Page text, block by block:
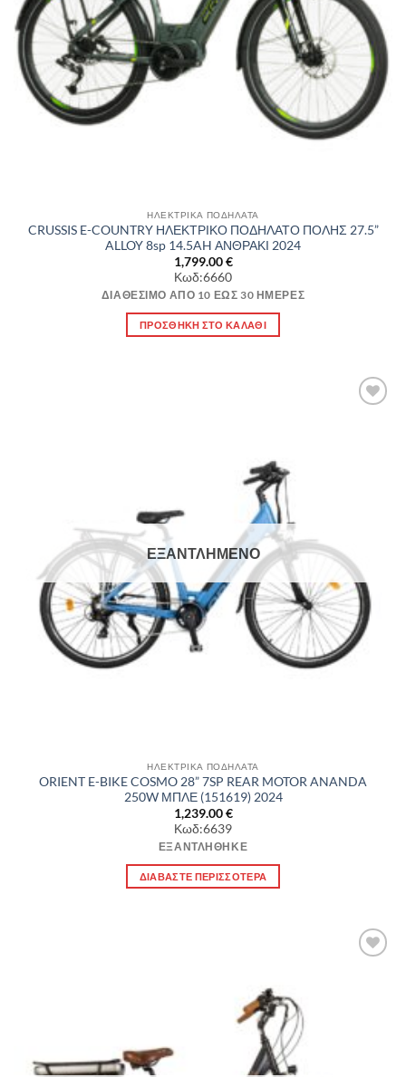
ΗΛΕΚΤΡΙΚΑ ΠΟΔΗΛΑΤΑ
CRUSSIS E-COUNTRY ΗΛΕΚΤΡΙΚΟ ΠΟΔΗΛΑΤΟ ΠΟΛΗΣ 27.5”
ALLOY 8sp 14.5AH ΑΝΘΡΑΚΙ 2024
1,799.00€
Κωδ:6660
ΔΙΑΘΈΣΙΜΟ ΑΠΌ 10 ΈΩΣ 30 ΗΜΈΡΕΣ
ΠΡΟΣΘΉΚΗ ΣΤΟ ΚΑΛΆΘΙ
ΕΞΑΝΤΛΗΜΈΝΟ
ΗΛΕΚΤΡΙΚΑ ΠΟΔΗΛΑΤΑ
ORIENT E-BIKE COSMO 28” 7SP REAR MOTOR ANANDA
250W ΜΠΛΕ (151619) 2024
1,239.00€
Κωδ:6639
ΕΞΑΝΤΛΉΘΗΚΕ
ΔΙΑΒΆΣΤΕ ΠΕΡΙΣΣΌΤΕΡΑ